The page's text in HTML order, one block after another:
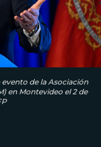
de la Asociación
en Montevideo el 2 de